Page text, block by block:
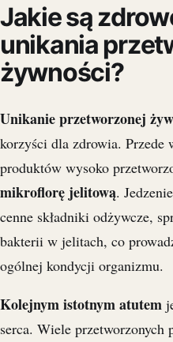
Jakie są
unikania
żywności?
Unikanie przetworzonej
korzyści dla zdrowia. Przede
produktów wysoko
mikroflorę jelitową.
cenne składniki odżywcze,
bakterii w jelitach, co
ogólnej kondycji organizmu.
Kolejnym istotnym atutem
serca. Wiele